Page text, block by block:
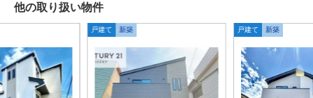
他の取り扱い物件
戸建て 新築 戸建て 新築